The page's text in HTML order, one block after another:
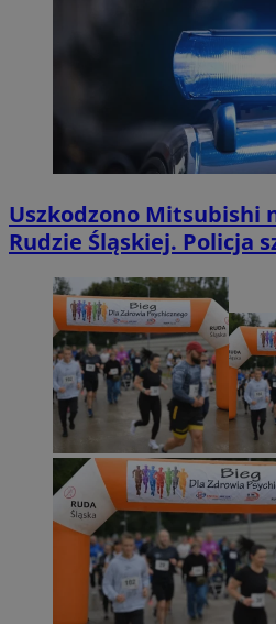
Uszkodzono Mitsubishi
Rudzie Śląskiej. Policja